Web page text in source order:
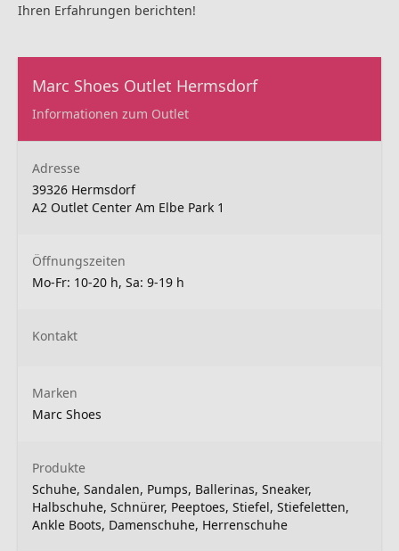
Ihren Erfahrungen berichten!
Marc Shoes Outlet Hermsdorf
Informationen zum Outlet
Adresse
39326 Hermsdorf
A2 Outlet Center Am Elbe Park 1
Öffnungszeiten
Mo-Fr: 10-20 h, Sa: 9-19 h
Kontakt
Marken
Marc Shoes
Produkte
Schuhe, Sandalen, Pumps, Ballerinas, Sneaker,
Halbschuhe, Schnürer, Peeptoes, Stiefel, Stiefeletten,
Ankle Boots, Damenschuhe, Herrenschuhe